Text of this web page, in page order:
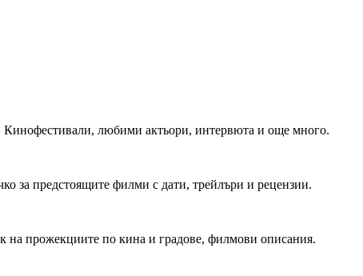
Кинофестивали, любими актьори, интервюта и още много.
за предстоящите филми с дати, трейлъри и рецензии.
на прожекциите по кина и градове, филмови описания.